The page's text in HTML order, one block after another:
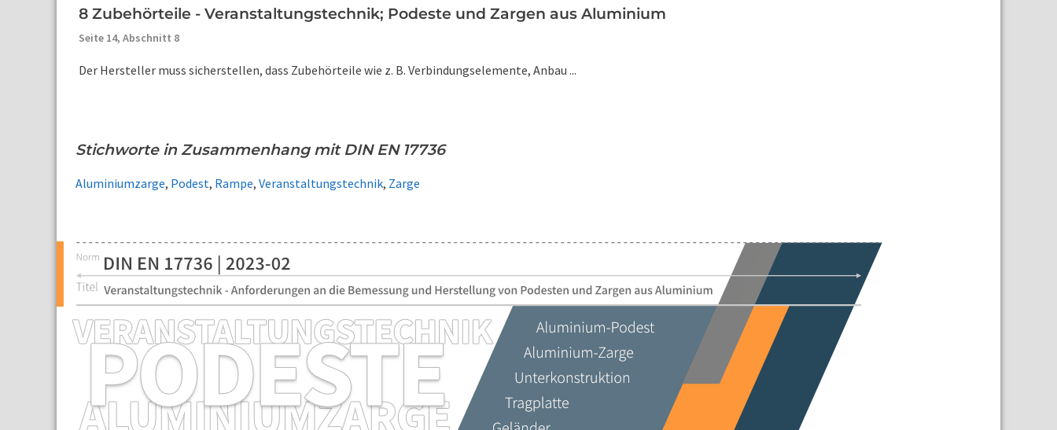
8 Zubehörteile - Veranstaltungstechnik; Podeste und Zargen aus Aluminium
Seite 14, Abschnitt 8
Der Hersteller muss sicherstellen, dass Zubehörteile wie z. B. Verbindungselemente, Anbau ...
Stichworte in Zusammenhang mit DIN EN 17736
Aluminiumzarge, Podest, Rampe, Veranstaltungstechnik, Zarge